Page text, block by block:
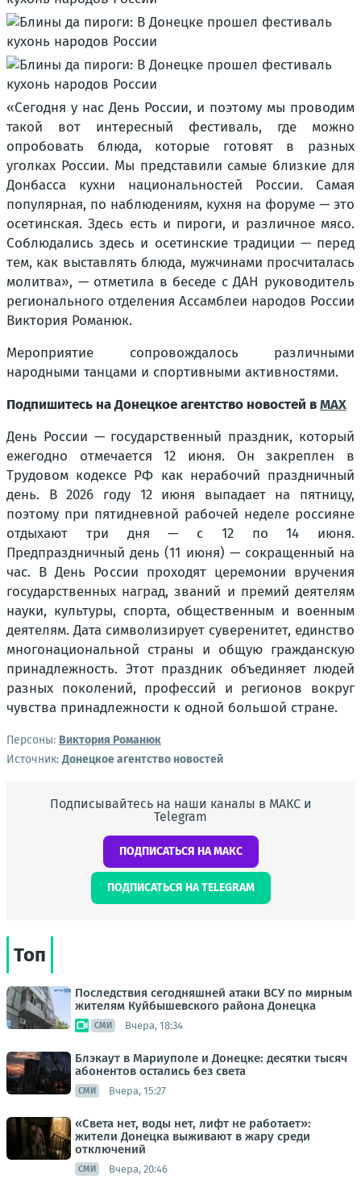
«Сегодня у нас День России, и поэтому мы проводим
такой вот интересный фестиваль, где можно
опробовать блюда, которые готовят в разных
уголках России. Мы представили самые близкие для
Донбасса кухни национальностей России. Самая
популярная, по наблюдениям, кухня на форуме — это
осетинская. Здесь есть и пироги, и различное мясо.
Соблюдались здесь и осетинские традиции — перед
тем, как выставлять блюда, мужчинами просчиталась
молитва», — отметила в беседе с ДАН руководитель
регионального отделения Ассамблеи народов России
Виктория Романюк.
Мероприятие сопровождалось различными
народными танцами и спортивными активностями.
Подпишитесь на Донецкое агентство новостей вMAX
День России — государственный праздник, который
ежегодно отмечается 12 июня. Он закреплен в
Трудовом кодексе РФ как нерабочий праздничный
день. В 2026 году 12 июня выпадает на пятницу,
поэтому при пятидневной рабочей неделе россияне
отдыхают три дня — с 12 по 14 июня.
Предпраздничный день (11 июня) — сокращенный на
час. В День России проходят церемонии вручения
государственных наград, званий и премий деятелям
науки, культуры, спорта, общественным и военным
деятелям. Дата символизирует суверенитет, единство
многонациональной страны и общую гражданскую
принадлежность. Этот праздник объединяет людей
разных поколений, профессий и регионов вокруг
чувства принадлежности к одной большой стране.
Персоны: Виктория Романюк
Источник:Донецкое агентство новостей
Подписывайтесь на наши каналы в МАКС и
Telegram
ПОДПИСАТЬСЯ НА МАКС
ПОДПИСАТЬСЯ НА TELEGRAM
Топ
Последствия сегодняшней атаки ВСУ по мирным
жителям Куйбышевского района Донецка
СМИ Вчера, 18:34
Блэкаут в Мариуполе и Донецке: десятки тысяч
абонентов остались без света
СМИ Вчера, 15:27
«Света нет, воды нет, лифт не работает»:
жители Донецка выживают в жару среди
отключений
СМИ Вчера, 20:46